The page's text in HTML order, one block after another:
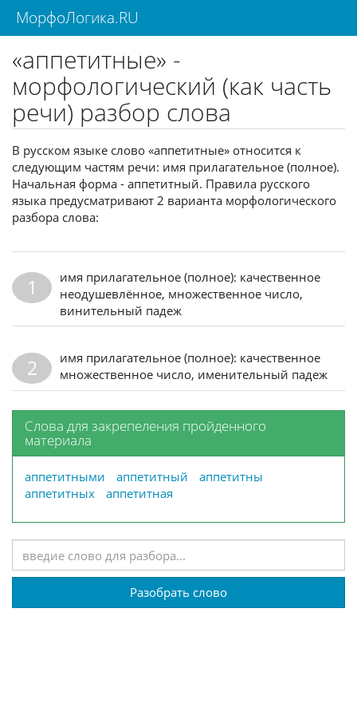
МорфоЛогика.RU
«аппетитные» -
морфологический (как часть
речи) разбор слова
В русском языке слово «аппетитные» относится к
следующим частям речи: имя прилагательное (полное).
Начальная форма - аппетитный. Правила русского
языка предусматривают 2 варианта морфологического
разбора слова:
1
имя прилагательное (полное): качественное
неодушевлённое, множественное число,
винительный падеж
2
имя прилагательное (полное): качественное
множественное число, именительный падеж
Слова для закрепеления пройденного
материала
аппетитными аппетитный
аппетитны
аппетитных
аппетитная
Разобрать слово